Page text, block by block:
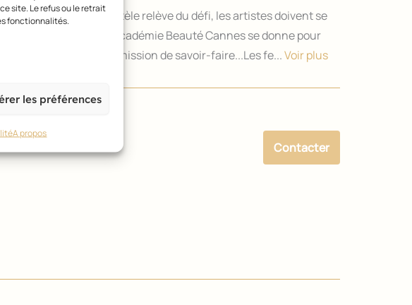
site. Le refus ou le retrait
fonctionnalités.
les préférences
A propos
et fidéliser sa clientèle relève du défi, les artistes doivent se
nouvelles.Académie Beauté Cannes se donne pour
de partage, de transmission de savoir-faire...Les fe...Voir plus
Contacter